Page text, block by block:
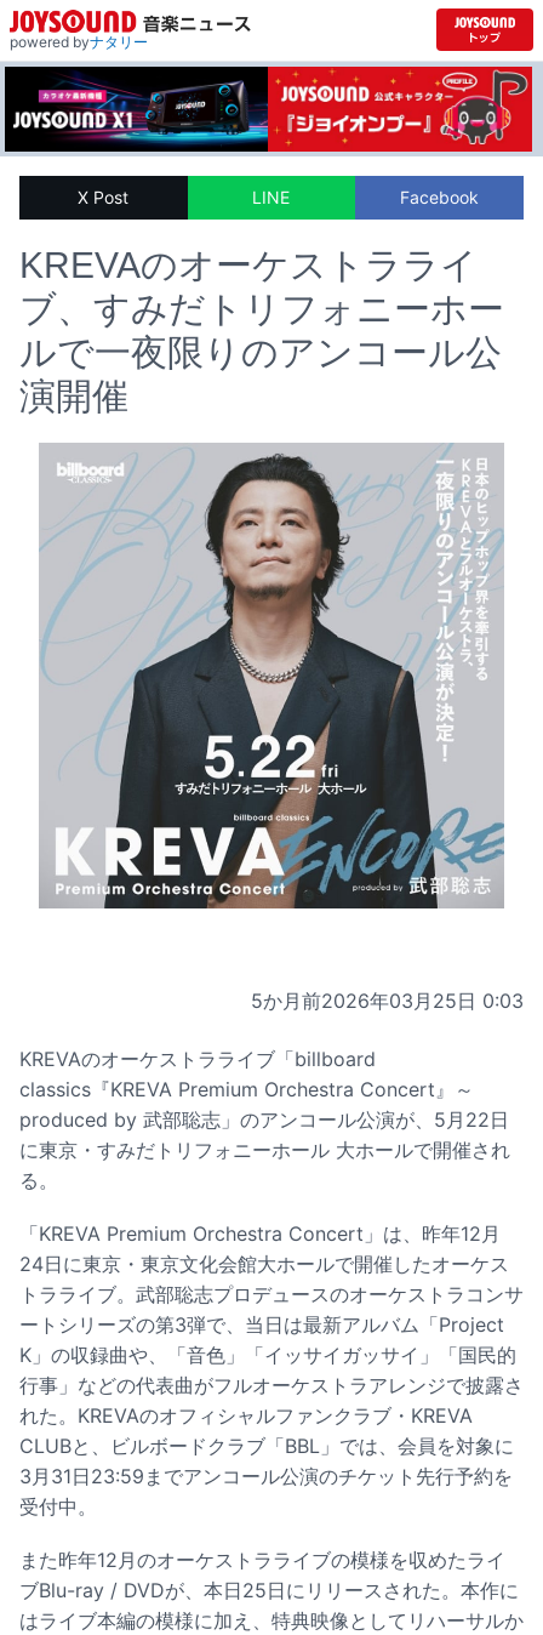
powered byナタリー
X Post LINE Facebook
KREVAのオーケストラライ
ブ、すみだトリフォニーホー
ルで一夜限りのアンコール公
演開催
5か月前2026年03月25日 0:03
KREVAのオーケストラライブ「billboard
classics『KREVA Premium Orchestra Concert』～
produced by 武部聡志」のアンコール公演が、5月22日
に東京・すみだトリフォニーホール 大ホールで開催され
る。
「KREVA Premium Orchestra Concert」は、昨年12月
24日に東京・東京文化会館大ホールで開催したオーケス
トラライブ。武部聡志プロデュースのオーケストラコンサ
ートシリーズの第3弾で、当日は最新アルバム「Project
K」の収録曲や、「音色」「イッサイガッサイ」「国民的
行事」などの代表曲がフルオーケストラアレンジで披露さ
れた。KREVAのオフィシャルファンクラブ・KREVA
CLUBと、ビルボードクラブ「BBL」では、会員を対象に
3月31日23:59までアンコール公演のチケット先行予約を
受付中。
また昨年12月のオーケストラライブの模様を収めたライ
ブBlu-ray / DVDが、本日25日にリリースされた。本作に
はライブ本編の模様に加え、特典映像としてリハーサルか